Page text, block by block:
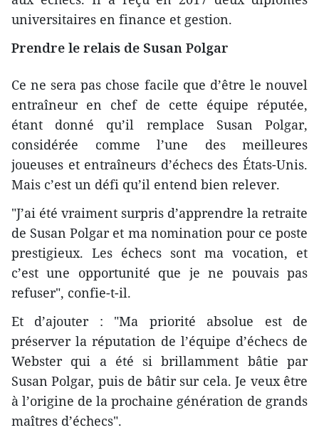
universitaires en finance et gestion.
Prendre le relais de Susan Polgar
Ce ne sera pas chose facile que d’être le nouvel
entraîneur en chef de cette équipe réputée,
étant donné qu’il remplace Susan Polgar,
considérée comme l’une des meilleures
joueuses et entraîneurs d’échecs des États-Unis.
Mais c’est un défi qu’il entend bien relever.
"J’ai été vraiment surpris d’apprendre la retraite
de Susan Polgar et ma nomination pour ce poste
prestigieux. Les échecs sont ma vocation, et
c’est une opportunité que je ne pouvais pas
refuser", confie-t-il.
Et d’ajouter : "Ma priorité absolue est de
préserver la réputation de l’équipe d’échecs de
Webster qui a été si brillamment bâtie par
Susan Polgar, puis de bâtir sur cela. Je veux être
à l’origine de la prochaine génération de grands
maîtres d’échecs".